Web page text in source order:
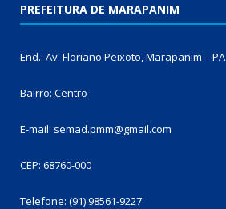
PREFEITURA DE MARAPANIM
End.: Av. Floriano Peixoto, Marapanim – PA
Bairro: Centro
E-mail: semad.pmm@gmail.com
CEP: 68760-000
Telefone: (91) 98561-9227